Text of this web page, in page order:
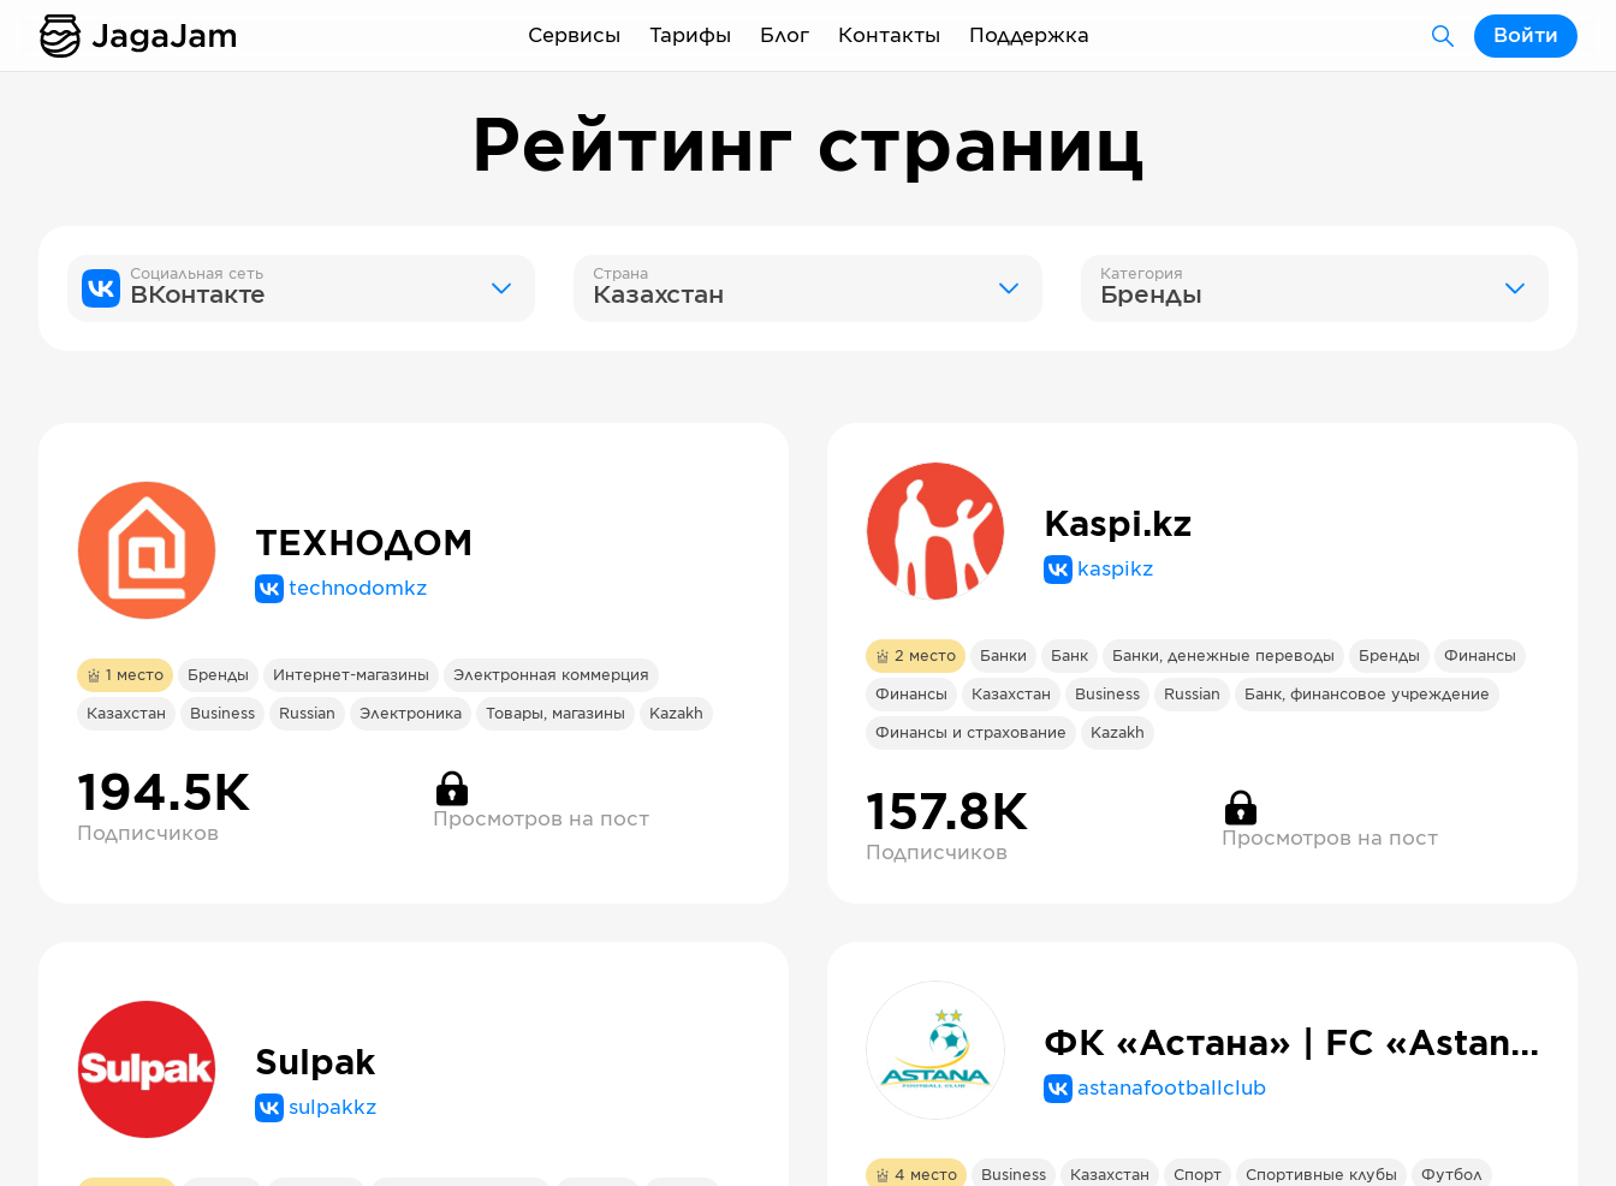
Сервисы Тарифы Блог Контакты Поддержка Войти
Рейтинг страниц
Социальная сеть
ВКонтакте
Страна
Казахстан
Категория
Бренды
ТЕХНОДОМ
technodomkz
1 место Бренды Интернет-магазины Электронная коммерция
Казахстан Business Russian Электроника Товары, магазины Kazakh
194.5К
Подписчиков
Просмотров на пост
Kaspi.kz
kaspikz
2 место Банки Банк Банки, денежные переводы Бренды Финансы
Финансы Казахстан Business Russian Банк, финансовое учреждение
Финансы и страхование Kazakh
157.8К
Подписчиков
Просмотров на пост
Sulpak
sulpakkz
ФК «Астана» | FC «Astana»
astanafootballclub
4 место Business Казахстан Спорт Спортивные клубы Футбол